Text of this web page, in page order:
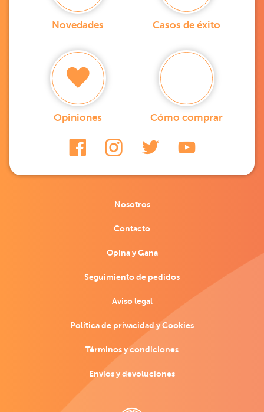
Novedades Casos de éxito
Opiniones Cómo comprar
Nosotros
Contacto
Opina y Gana
Seguimiento de pedidos
Aviso legal
Política de privacidad y Cookies
Términos y condiciones
Envíos y devoluciones